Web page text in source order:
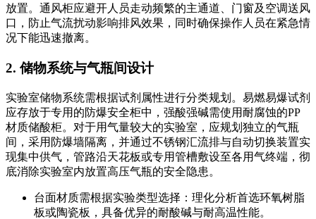
放置。通风柜应避开人员走动频繁的主通道、门窗及空调送风
口，防止气流扰动影响排风效果，同时确保操作人员在紧急情
况下能迅速撤离。
2. 储物系统与气瓶间设计
实验室储物系统需根据试剂属性进行分类规划。易燃易爆试剂
应存放于专用的防爆安全柜中，强酸强碱需使用耐腐蚀的PP
材质储酸柜。对于用气量较大的实验室，应规划独立的气瓶
间，采用防爆墙隔离，并通过不锈钢汇流排与自动切换装置实
现集中供气，管路沿天花板或专用管槽敷设至各用气终端，彻
底消除实验室内放置高压气瓶的安全隐患。
台面材质需根据实验类型选择：理化分析首选环氧树脂
板或陶瓷板，具备优异的耐酸碱与耐高温性能。